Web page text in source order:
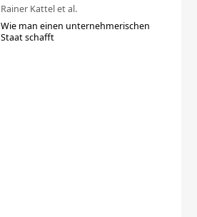
Rainer Kattel et al.
Wie man einen unternehmerischen
Staat schafft